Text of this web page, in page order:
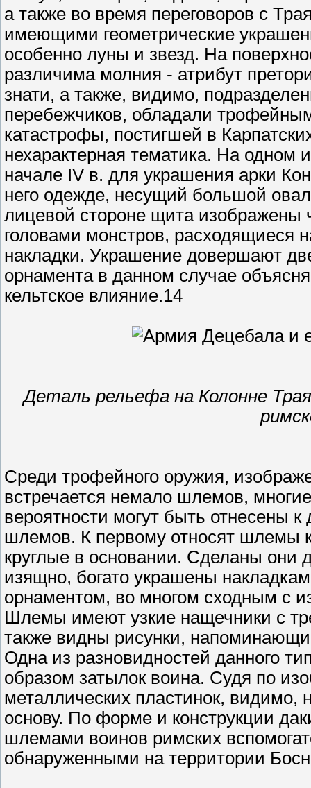
а также во время переговоров с
имеющими геометрические
особенно луны и звезд. На
различима молния - атрибут
знати, а также, видимо,
перебежчиков, обладали
катастрофы, постигшей в
нехарактерная тематика. На одном
начале IV в. для украшения арки
него одежде, несущий большой
лицевой стороне щита изображены
головами монстров, расходящиеся
накладки. Украшение довершают
орнамента в данном случае
кельтское влияние.14
Деталь рельефа на Колонне
Среди трофейного оружия,
встречается немало шлемов,
вероятности могут быть отнесены
шлемов. К первому относят шлемы
круглые в основании. Сделаны они
изящно, богато украшены
орнаментом, во многом сходным с
Шлемы имеют узкие нащечники с
также видны рисунки,
Одна из разновидностей данного
образом затылок воина. Судя по
металлических пластинок,
основу. По форме и конструкции
шлемами воинов римских
обнаруженными на территории